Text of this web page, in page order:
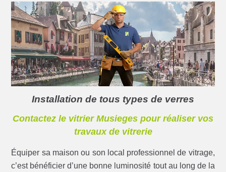
Installation de tous types de verres
Contactez le vitrier Musieges pour réaliser vos
travaux de vitrerie
Équiper sa maison ou son local professionnel de vitrage,
c’est bénéficier d’une bonne luminosité tout au long de la